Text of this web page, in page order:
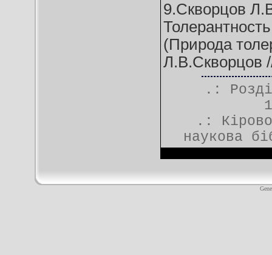
9.Скворцов
(Природа
Л.В.Скворцов
.:
.:
наукова